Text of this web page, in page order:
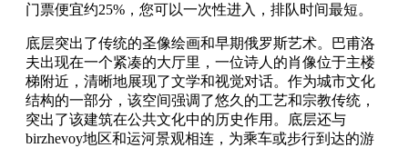
门票便宜约25%，您可以一次性进入，排队时间最短。
底层突出了传统的圣像绘画和早期俄罗斯艺术。巴甫洛
夫出现在一个紧凑的大厅里，一位诗人的肖像位于主楼
梯附近，清晰地展现了文学和视觉对话。作为城市文化
结构的一部分，该空间强调了悠久的工艺和宗教传统，
突出了该建筑在公共文化中的历史作用。底层还与
birzhevoy地区和运河景观相连，为乘车或步行到达的游